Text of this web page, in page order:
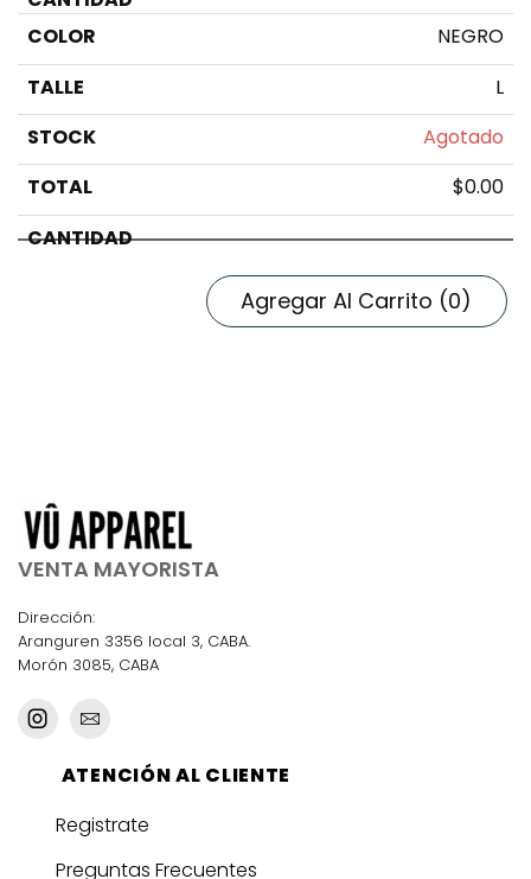
NEGRO
L
Agotado
$0.00
Agregar Al Carrito (0)
VENTA MAYORISTA
Dirección:
Aranguren 3356 local 3, CABA.
Morón 3085, CABA
ATENCIÓN AL CLIENTE
Registrate
Preguntas Frecuentes